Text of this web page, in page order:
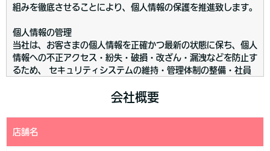
組みを徹底させることにより、個人情報の保護を推進致します。
個人情報の管理
当社は、お客さまの個人情報を正確かつ最新の状態に保ち、個人
情報への不正アクセス・紛失・破損・改ざん・漏洩などを防止す
るため、 セキュリティシステムの維持・管理体制の整備・社員
厳重な管理を行ないます。
お客さまからお預かりした個人情報は、当社からのご連絡や業務
のご案内やご質問に対する回答として、電子メールや資料のご送
会社概要
店舗名